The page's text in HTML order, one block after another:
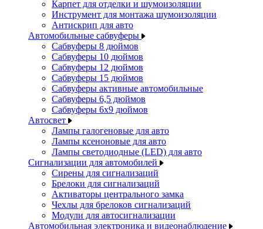
Карпет для отделки и шумоизоляции
Инструмент для монтажа шумоизоляции
Антискрип для авто
Автомобильные сабвуферы
Сабвуферы 8 дюймов
Сабвуферы 10 дюймов
Сабвуферы 12 дюймов
Сабвуферы 15 дюймов
Сабвуферы активные автомобильные
Сабвуферы 6,5 дюймов
Сабвуферы 6x9 дюймов
Автосвет
Лампы галогеновые для авто
Лампы ксеноновые для авто
Лампы светодиодные (LED) для авто
Сигнализации для автомобилей
Сирены для сигнализаций
Брелоки для сигнализаций
Активаторы центрального замка
Чехлы для брелоков сигнализаций
Модули для автосигнализации
Автомобильная электроника и видеонаблюдение